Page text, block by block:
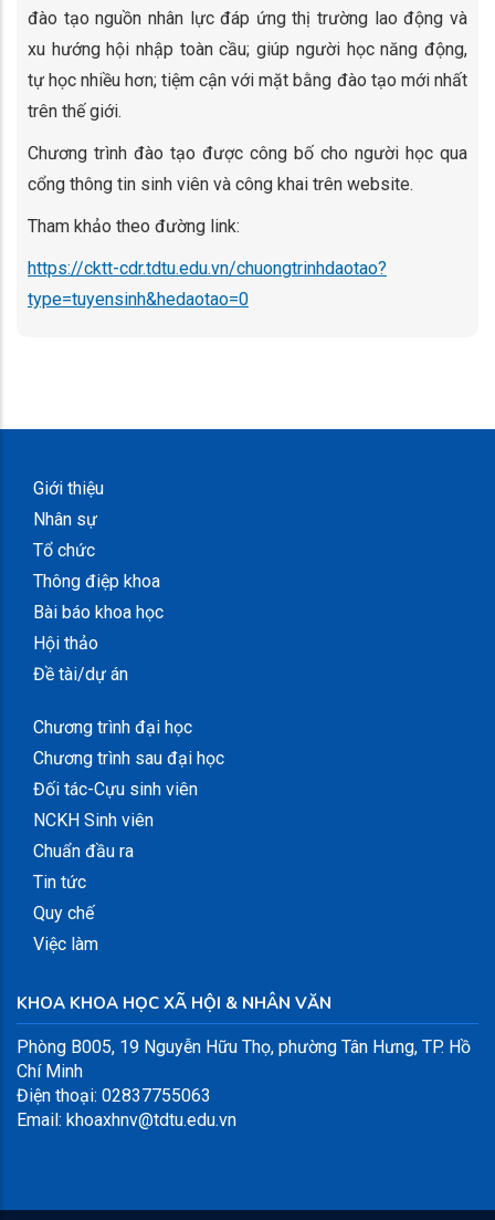
đào tạo nguồn nhân lực đáp ứng thị trường lao động và
xu hướng hội nhập toàn cầu; giúp người học năng động,
tự học nhiều hơn; tiệm cận với mặt bằng đào tạo mới nhất
trên thế giới.
Chương trình đào tạo được công bố cho người học qua
cổng thông tin sinh viên và công khai trên website.
Tham khảo theo đường link:
https://cktt-cdr.tdtu.edu.vn/chuongtrinhdaotao?
type=tuyensinh&hedaotao=0
Giới thiệu
Nhân sự
Tổ chức
Thông điệp khoa
Bài báo khoa học
Hội thảo
Đề tài/dự án
Chương trình đại học
Chương trình sau đại học
Đối tác-Cựu sinh viên
NCKH Sinh viên
Chuẩn đầu ra
Tin tức
Quy chế
Việc làm
KHOA KHOA HỌC XÃ HỘI & NHÂN VĂN
Phòng B005, 19 Nguyễn Hữu Thọ, phường Tân Hưng, TP. Hồ
Chí Minh
Điện thoại: 02837755063
Email: khoaxhnv@tdtu.edu.vn